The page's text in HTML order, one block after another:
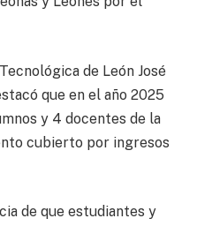
de León José
que en el año 2025
y 4 docentes de la
cubierto por ingresos
de que estudiantes y